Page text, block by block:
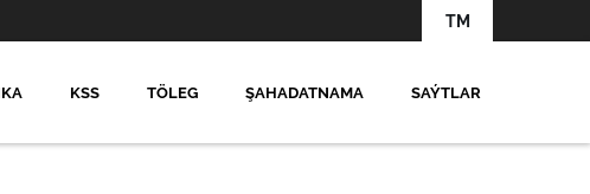
TM
KSS TÖLEG ŞAHADATNAMA SAÝTLAR